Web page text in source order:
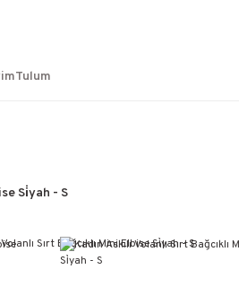
Tulum
Si̇yah - S